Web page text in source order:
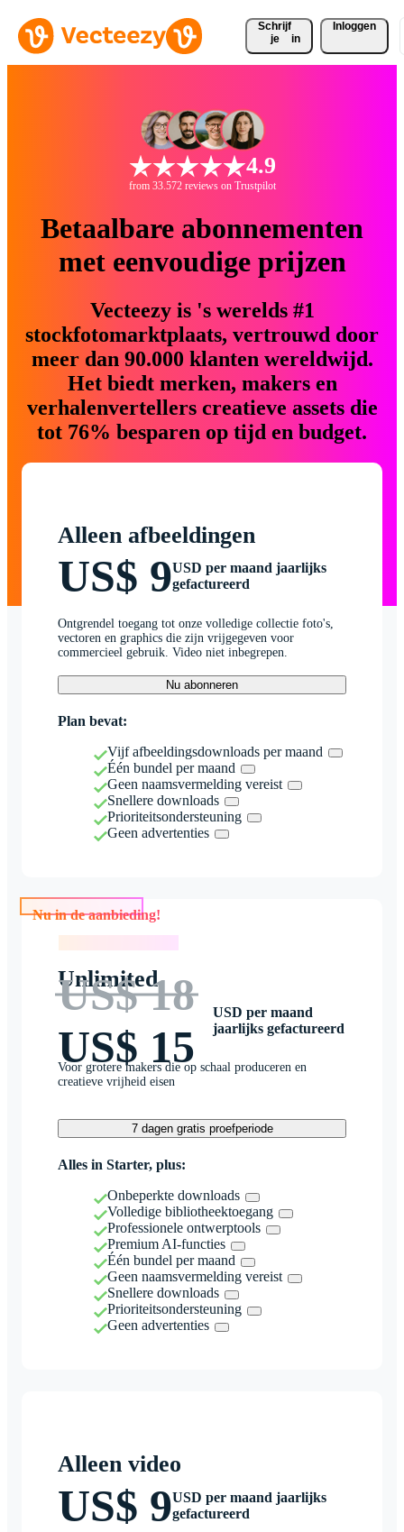
Schrijf
je
in
Inloggen
4.9
from 33.572 reviews on Trustpilot
Betaalbare abonnementen
met eenvoudige prijzen
Vecteezy is 's werelds #1
stockfotomarktplaats, vertrouwd door
meer dan 90.000 klanten wereldwijd.
Het biedt merken, makers en
verhalenvertellers creatieve assets die
tot 76% besparen op tijd en budget.
Alleen afbeeldingen
US$ 9USD per maand jaarlijks
gefactureerd
Ontgrendel toegang tot onze volledige collectie foto's,
vectoren en graphics die zijn vrijgegeven voor
commercieel gebruik. Video niet inbegrepen.
Nu abonneren
Plan bevat:
Vijf afbeeldingsdownloads per maand
Één bundel per maand
Geen naamsvermelding vereist
Snellere downloads
Prioriteitsondersteuning
Geen advertenties
Nu in de aanbieding!
Unlimited
US$ 18
US$ 15
USD per maand
jaarlijks gefactureerd
Voor grotere makers die op schaal produceren en
creatieve vrijheid eisen
7 dagen gratis proefperiode
Alles in Starter, plus:
Onbeperkte downloads
Volledige bibliotheektoegang
Professionele ontwerptools
Premium AI-functies
Één bundel per maand
Geen naamsvermelding vereist
Snellere downloads
Prioriteitsondersteuning
Geen advertenties
Alleen video
US$ 9USD per maand jaarlijks
gefactureerd